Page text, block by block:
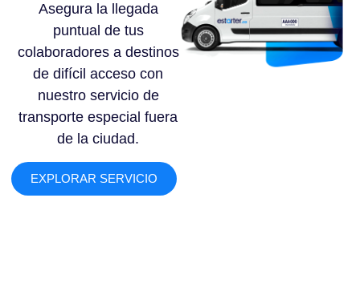
Asegura la llegada
puntual de tus
colaboradores a destinos
de difícil acceso con
nuestro servicio de
transporte especial fuera
de la ciudad.
EXPLORAR SERVICIO